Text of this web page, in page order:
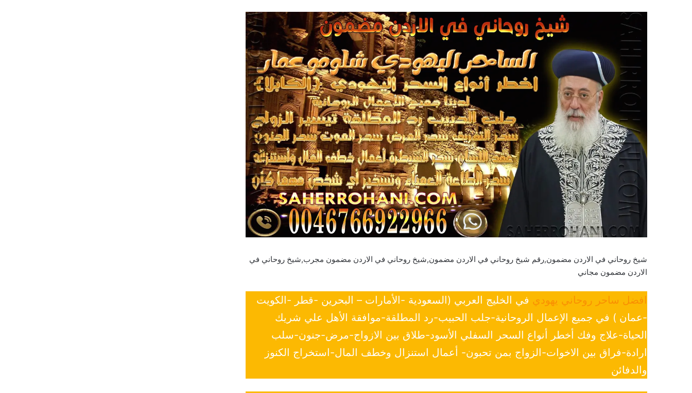
شيخ روحاني في الاردن مضمون,رقم شيخ روحاني في الاردن مضمون,شيخ روحاني في الاردن مضمون مجرب,شيخ روحاني في
الاردن مضمون مجاني
افضل ساحر روحاني يهودي في الخليج العربي (السعودية -الأمارات – البحرين -قطر -الكويت
-عمان ) في جميع الإعمال الروحانية-جلب الحبيب-رد المطلقة-موافقة الأهل علي شريك
الحياة-علاج وفك أخطر أنواع السحر السفلي الأسود-طلاق بين الازواج-مرض-جنون-سلب
ارادة-فراق بين الاخوات-الزواج بمن تحبون- أعمال استنزال وخطف المال-استخراج الكنوز
والدفائن